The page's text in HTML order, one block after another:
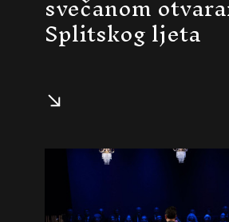
Splitskog ljeta